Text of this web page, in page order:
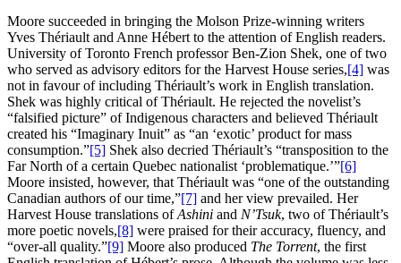
Moore succeeded in bringing the Molson Prize‑winning writers
Yves Thériault and Anne Hébert to the attention of English readers.
University of Toronto French professor Ben‑Zion Shek, one of two
who served as advisory editors for the Harvest House series,[4] was
not in favour of including Thériault’s work in English translation.
Shek was highly critical of Thériault. He rejected the novelist’s
“falsified picture” of Indigenous characters and believed Thériault
created his “Imaginary Inuit” as “an ‘exotic’ product for mass
consumption.”[5] Shek also decried Thériault’s “transposition to the
Far North of a certain Quebec nationalist ‘problematique.’”[6]
Moore insisted, however, that Thériault was “one of the outstanding
Canadian authors of our time,”[7] and her view prevailed. Her
Harvest House translations ofAshini and N’Tsuk, two of Thériault’s
more poetic novels,[8] were praised for their accuracy, fluency, and
“over‑all quality.”[9] Moore also produced The Torrent, the first